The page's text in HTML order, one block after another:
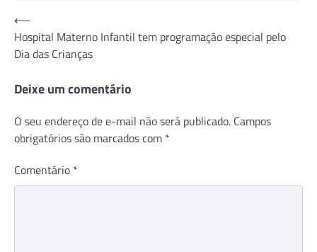
Navegação
de
Post
⟵
Hospital Materno Infantil tem programação especial pelo
Dia das Crianças
Deixe um comentário
O seu endereço de e-mail não será publicado. Campos
obrigatórios são marcados com *
Comentário *